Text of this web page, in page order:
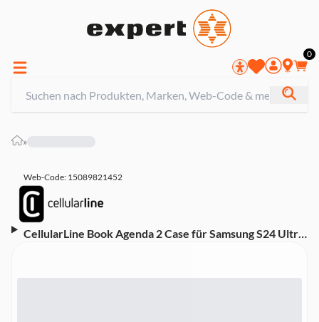
0
»
Web-Code: 15089821452
CellularLine Book Agenda 2 Case für Samsung S24 Ultra